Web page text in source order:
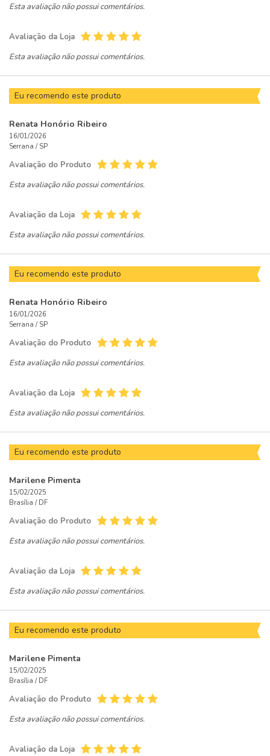
Esta avaliação não possui comentários.
Avaliação da Loja
Esta avaliação não possui comentários.
Eu recomendo este produto
Renata Honório Ribeiro
16/01/2026
Serrana / SP
Avaliação do Produto
Esta avaliação não possui comentários.
Avaliação da Loja
Esta avaliação não possui comentários.
Eu recomendo este produto
Renata Honório Ribeiro
16/01/2026
Serrana / SP
Avaliação do Produto
Esta avaliação não possui comentários.
Avaliação da Loja
Esta avaliação não possui comentários.
Eu recomendo este produto
Marilene Pimenta
15/02/2025
Brasília / DF
Avaliação do Produto
Esta avaliação não possui comentários.
Avaliação da Loja
Esta avaliação não possui comentários.
Eu recomendo este produto
Marilene Pimenta
15/02/2025
Brasília / DF
Avaliação do Produto
Esta avaliação não possui comentários.
Avaliação da Loja